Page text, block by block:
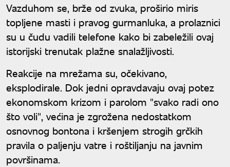
Vazduhom se, brže od zvuka, proširio miris
topljene masti i pravog gurmanluka, a prolaznici
su u čudu vadili telefone kako bi zabeležili ovaj
istorijski trenutak plažne snalažljivosti.
Reakcije na mrežama su, očekivano,
eksplodirale. Dok jedni opravdavaju ovaj potez
ekonomskom krizom i parolom "svako radi ono
što voli", većina je zgrožena nedostatkom
osnovnog bontona i kršenjem strogih grčkih
pravila o paljenju vatre i roštiljanju na javnim
površinama.